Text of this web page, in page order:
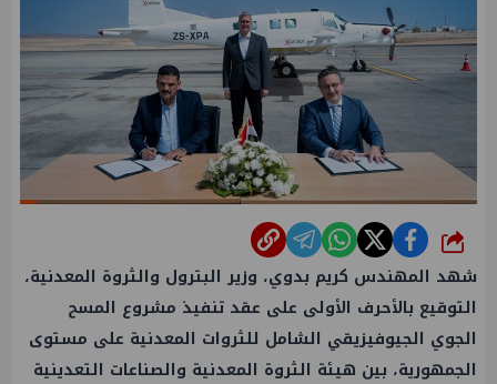
شارك
شهد المهندس كريم بدوي، وزير البترول والثروة المعدنية،
التوقيع بالأحرف الأولى على عقد تنفيذ مشروع المسح
الجوي الجيوفيزيقي الشامل للثروات المعدنية على مستوى
الجمهورية، بين هيئة الثروة المعدنية والصناعات التعدينية